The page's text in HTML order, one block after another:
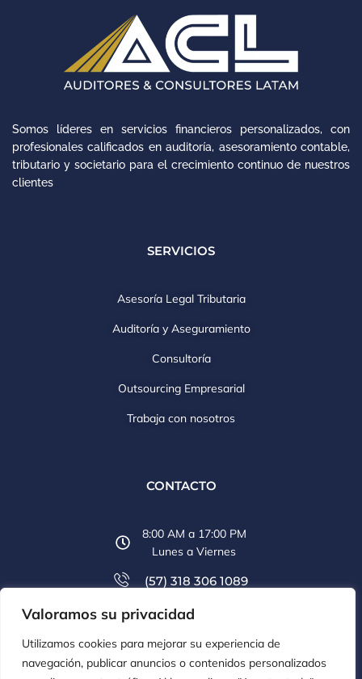
Valoramos su privacidad
Utilizamos cookies para mejorar su experiencia de
navegación, publicar anuncios o contenidos personalizados
Somos líderes en servicios financieros personalizados, con
profesionales calificados en auditoría, asesoramiento contable,
tributario y societario para el crecimiento continuo de nuestros
clientes
SERVICIOS
Asesoría Legal Tributaria
Auditoría y Aseguramiento
Consultoría
Outsourcing Empresarial
Trabaja con nosotros
CONTACTO
8:00 AM a 17:00 PM
Lunes a Viernes
(57) 318 306 1089
(57) 607 6569 774
info@aclco.co